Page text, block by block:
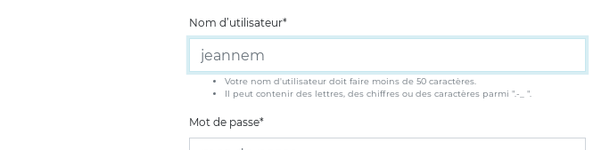
Nom d’utilisateur*
Votre nom d'utilisateur doit faire moins de 50 caractères.
Il peut contenir des lettres, des chiffres ou des caractères parmi ".-_ ".
Mot de passe*